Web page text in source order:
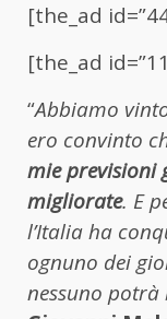
[the_ad
[the_ad
“Abbiamo
ero convinto
mie previsioni
migliorate. E
l’Italia ha
ognuno dei
nessuno